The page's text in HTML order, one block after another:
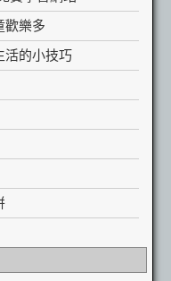
歡樂多
活的小技巧